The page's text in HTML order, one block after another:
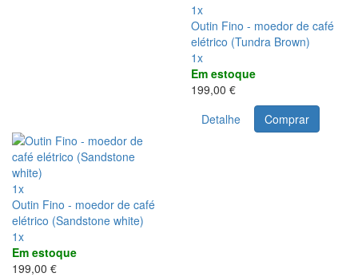
1x
Outin Fino - moedor de café
elétrico (Tundra Brown)
1x
Em estoque
199,00 €
Detalhe
Comprar
1x
Outin Fino - moedor de café
elétrico (Sandstone white)
1x
Em estoque
199,00 €